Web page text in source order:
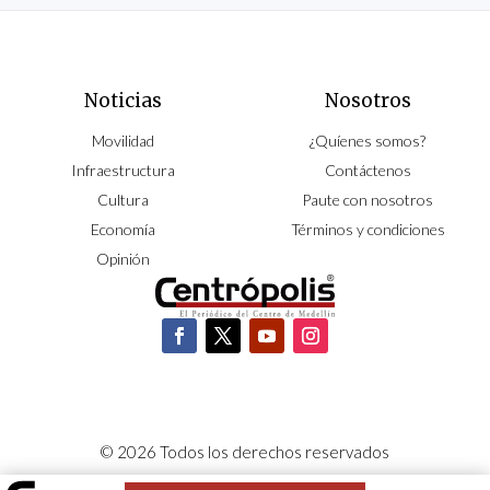
Noticias
Movilidad
Infraestructura
Cultura
Economía
Opinión
Nosotros
¿Quíenes somos?
Contáctenos
Paute con nosotros
Términos y condiciones
© 2026 Todos los derechos reservados
CORPOCENTRO | Hecho con pasión porNeoCiclo